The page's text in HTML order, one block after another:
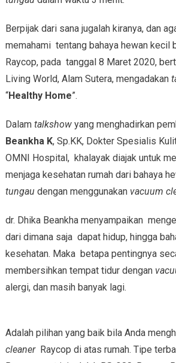
Berpijak dari sana jugalah kiranya, dan
memahami tentang bahaya hewan kecil
Raycop, pada tanggal 8 Maret 2020,
Living World, Alam Sutera, mengadakan
“Healthy Home”.
Dalam talkshowyang menghadirkan
Beankha K, Sp.KK, Dokter Spesialis
OMNI Hospital, khalayak diajak untuk
menjaga kesehatan rumah dari bahaya
tungau dengan menggunakan vacuum
dr. Dhika Beankha menyampaikan
dari dimana saja dapat hidup, hingga
kesehatan. Maka betapa pentingnya
membersihkan tempat tidur dengan
alergi, dan masih banyak lagi.
Adalah pilihan yang baik bila Anda
cleanerRaycop di atas rumah. Tipe